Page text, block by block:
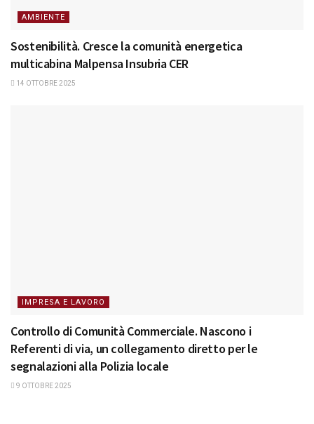
AMBIENTE
Sostenibilità. Cresce la comunità energetica
multicabina Malpensa Insubria CER
14 OTTOBRE 2025
IMPRESA E LAVORO
Controllo di Comunità Commerciale. Nascono i
Referenti di via, un collegamento diretto per le
segnalazioni alla Polizia locale
9 OTTOBRE 2025